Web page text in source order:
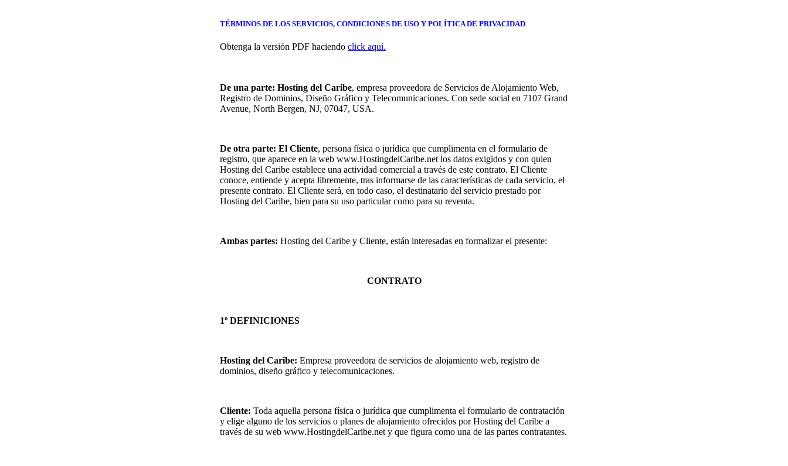
TÉRMINOS DE LOS SERVICIOS, CONDICIONES DE USO Y POLÍTICA DE PRIVACIDAD
Obtenga la versión PDF haciendo click aquí.
De una parte: Hosting del Caribe, empresa proveedora de Servicios de Alojamiento Web,
Registro de Dominios, Diseño Gráfico y Telecomunicaciones. Con sede social en 7107 Grand
Avenue, North Bergen, NJ, 07047, USA.
De otra parte: El Cliente, persona física o jurídica que cumplimenta en el formulario de
registro, que aparece en la web www.HostingdelCaribe.net los datos exigidos y con quien
Hosting del Caribe establece una actividad comercial a través de este contrato. El Cliente
conoce, entiende y acepta libremente, tras informarse de las características de cada servicio, el
presente contrato. El Cliente será, en todo caso, el destinatario del servicio prestado por
Hosting del Caribe, bien para su uso particular como para su reventa.
Ambas partes: Hosting del Caribe y Cliente, están interesadas en formalizar el presente:
CONTRATO
1º DEFINICIONES
Hosting del Caribe: Empresa proveedora de servicios de alojamiento web, registro de
dominios, diseño gráfico y telecomunicaciones.
Cliente: Toda aquella persona física o jurídica que cumplimenta el formulario de contratación
y elige alguno de los servicios o planes de alojamiento ofrecidos por Hosting del Caribe a
través de su web www.HostingdelCaribe.net y que figura como una de las partes contratantes.